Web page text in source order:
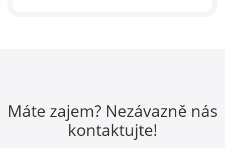
Máte zajem? Nezávazně nás
kontaktujte!